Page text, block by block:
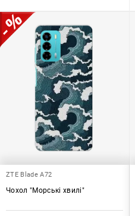
ZTE Blade A72
Чохол "Морські хвилі"